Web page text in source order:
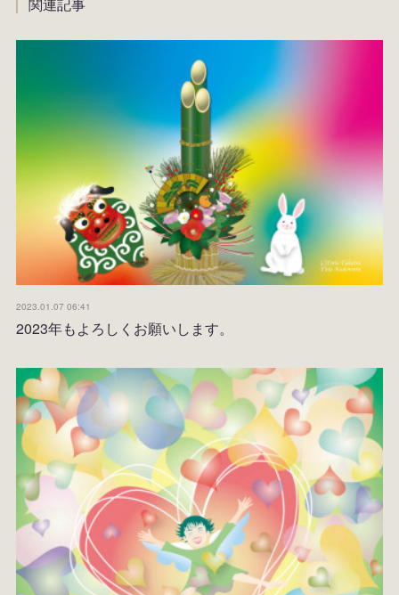
関連記事
2023.01.07 06:41
2023年もよろしくお願いします。